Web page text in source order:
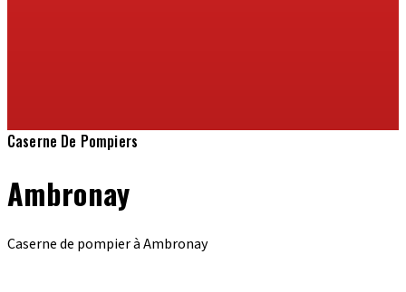
Caserne De Pompiers
Ambronay
Caserne de pompier à Ambronay